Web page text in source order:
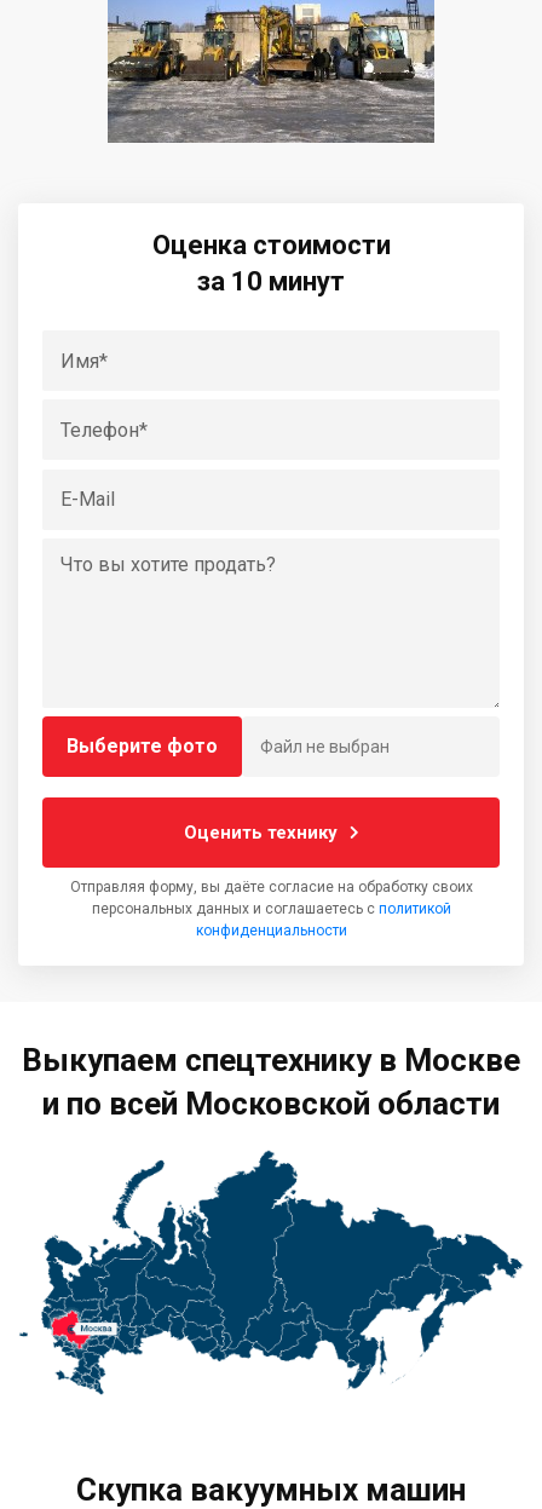
Оценка стоимости
за 10 минут
Выберите фото Файл не выбран
Оценить технику
Отправляя форму, вы даёте согласие на обработку своих
персональных данных и соглашаетесь с политикой
конфиденциальности
Выкупаем спецтехнику в Москве
и по всей Московской области
Скупка вакуумных машин